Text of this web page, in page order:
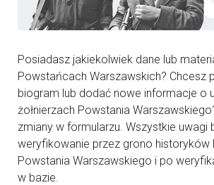
Posiadasz jakiekolwiek dane lub
Powstańcach Warszawskich? Chcesz
biogram lub dodać nowe informacje o
żołnierzach Powstania
zmiany w formularzu. Wszystkie uwagi
weryfikowanie przez grono historyków
Powstania Warszawskiego i po
w bazie.